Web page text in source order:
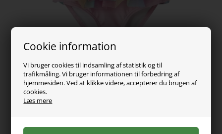
Cookie information
Vi bruger cookies til indsamling af statistik og til
trafikmåling. Vi bruger informationen til forbedring af
hjemmesiden. Ved at klikke videre, accepterer du brugen af
cookies.
Læs mere
189,00